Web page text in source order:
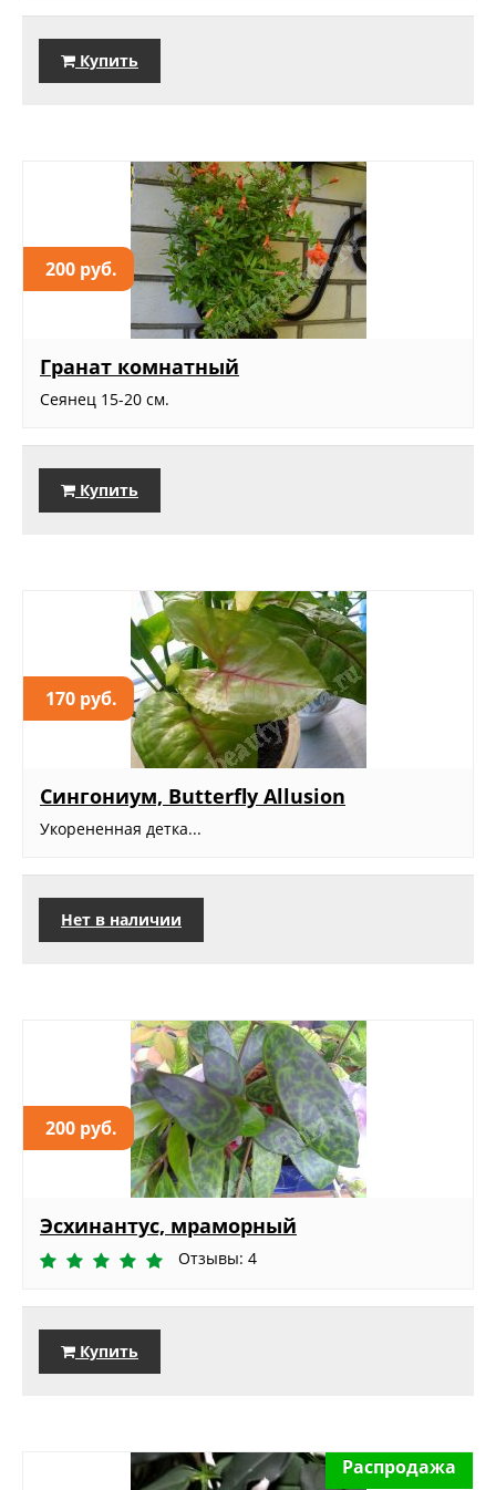
Купить
200 руб.
Гранат комнатный
Сеянец 15-20 см.
Купить
170 руб.
Сингониум, Butterfly Allusion
Укорененная детка...
Нет в наличии
200 руб.
Эсхинантус, мраморный
Отзывы: 4
Купить
Распродажа